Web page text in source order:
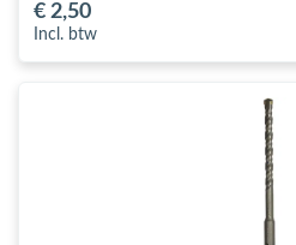
€ 2,50
Incl. btw